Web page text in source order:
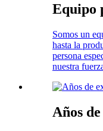
Equipo
Somos un
hasta la
persona
nuestra
Años